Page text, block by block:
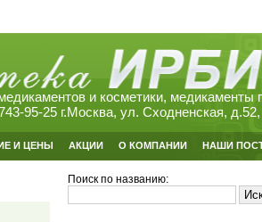
и косметики, медикаменты
95-25 г.Москва, ул. Сходненская,
И ЦЕНЫ АКЦИИ О КОМПАНИИ НАШИ
Поиск по названию: